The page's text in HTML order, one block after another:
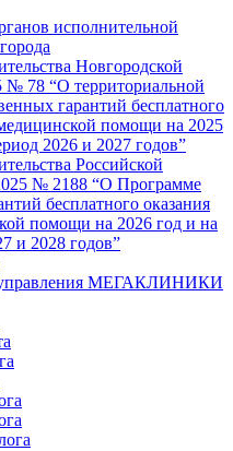
исполнительной
Новгородской
№ 78 “О территориальной
гарантий бесплатного
помощи на 2025
2026 и 2027 годов”
Российской
№ 2188 “О Программе
бесплатного оказания
помощи на 2026 год и на
и 2028 годов”
управления МЕГАКЛИНИКИ